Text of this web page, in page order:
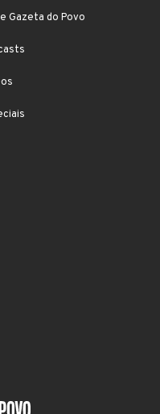
Gazeta do Povo